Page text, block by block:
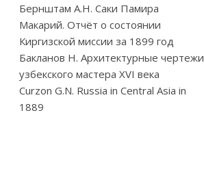
Бернштам А.Н. Саки Памира
Макарий. Отчёт о состоянии
Киргизской миссии за 1899 год
Бакланов Н. Архитектурные чертежи
узбекского мастера XVI века
Curzon G.N. Russia in Central Asia in
1889